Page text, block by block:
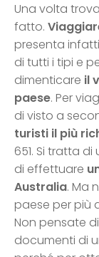
Una volta
fatto.
presenta
di tutti i tipi e
dimenticare il
paese. Per
di visto a
turisti il più
651. Si tratta
di effettuare
Australia. Ma
paese per più
Non pensate
documenti di